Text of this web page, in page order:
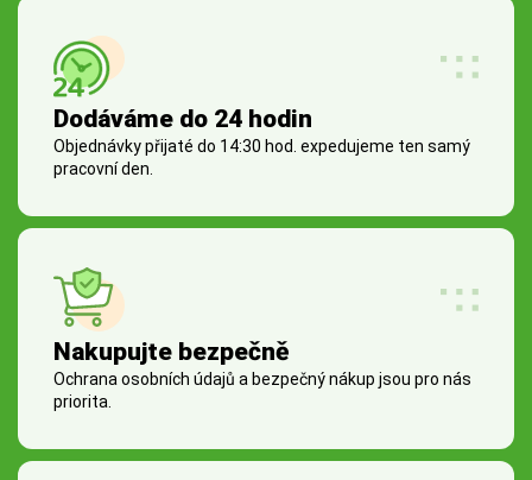
Dodáváme do 24 hodin
Objednávky přijaté do 14:30 hod. expedujeme ten samý
pracovní den.
Nakupujte bezpečně
Ochrana osobních údajů a bezpečný nákup jsou pro nás
priorita.